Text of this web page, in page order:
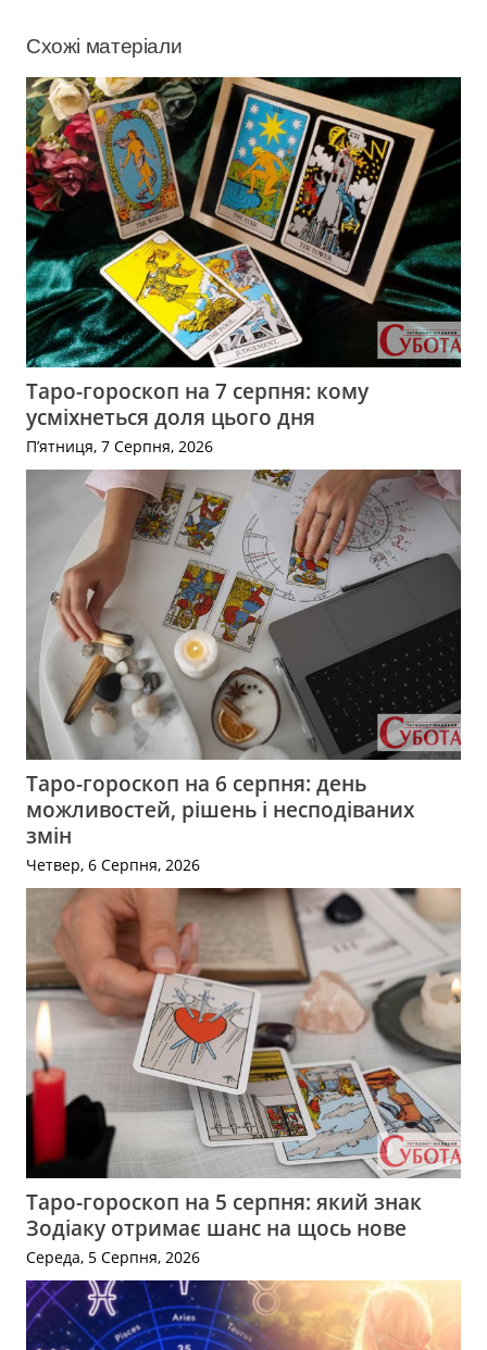
Схожі матеріали
Таро-гороскоп на 7 серпня: кому
усміхнеться доля цього дня
П’ятниця, 7 Серпня, 2026
Таро-гороскоп на 6 серпня: день
можливостей, рішень і несподіваних
змін
Четвер, 6 Серпня, 2026
Таро-гороскоп на 5 серпня: який знак
Зодіаку отримає шанс на щось нове
Середа, 5 Серпня, 2026